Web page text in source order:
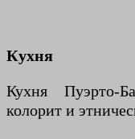
Кухня
Кухня Пуэрто-
колорит и